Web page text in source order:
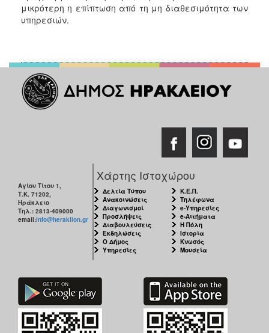
μικρότερη η επίπτωση από τη μη διαθεσιμότητα των
υπηρεσιών.
Αγίου Τίτου 1,
Τ.Κ. 71202,
Ηράκλειο
Τηλ.: 2813-409000
email:info@heraklion.gr
Χάρτης Ιστοχώρου
Δελτία Τύπου
Ανακοινώσεις
Διαγωνισμοί
Προσλήψεις
Διαβουλεύσεις
Εκδηλώσεις
Ο Δήμος
Υπηρεσίες
Κ.Ε.Π.
Τηλέφωνα
e-Υπηρεσίες
e-Αιτήματα
Η Πόλη
Ιστορία
Κνωσός
Μουσεία